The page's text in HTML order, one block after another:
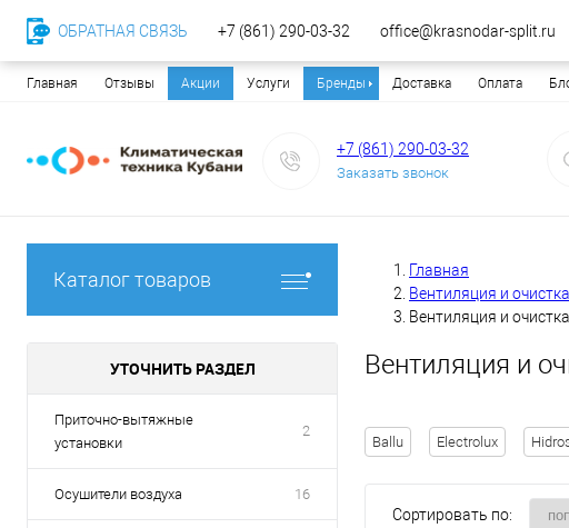
Главная Отзывы Акции Услуги Бренды Доставка Оплата
+7 (861) 290-03-32
Заказать звонок
Каталог товаров
УТОЧНИТЬ РАЗДЕЛ
Приточно-вытяжные
установки
2
Осушители воздуха 16
Главная
Вентиляция и
Вентиляция и
Вентиляция и
Ballu Electrolux
Сортировать по:
ОБРАТНАЯ СВЯЗЬ +7 (861) 290-03-32 office@krasnodar-split.ru